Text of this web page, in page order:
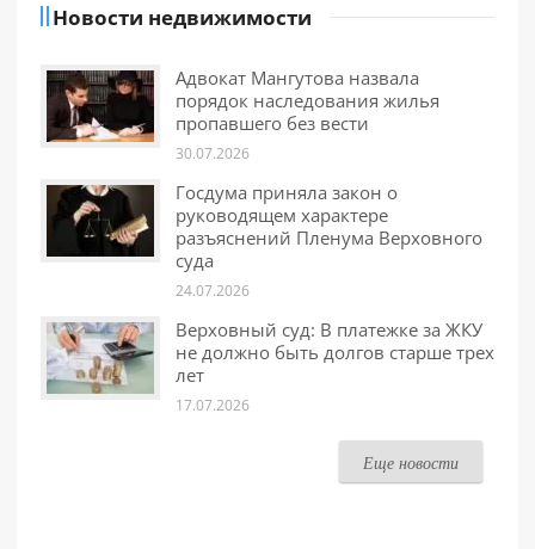
Новости недвижимости
Адвокат Мангутова назвала
порядок наследования жилья
пропавшего без вести
30.07.2026
Госдума приняла закон о
руководящем характере
разъяснений Пленума Верховного
суда
24.07.2026
Верховный суд: В платежке за ЖКУ
не должно быть долгов старше трех
лет
17.07.2026
Еще новости